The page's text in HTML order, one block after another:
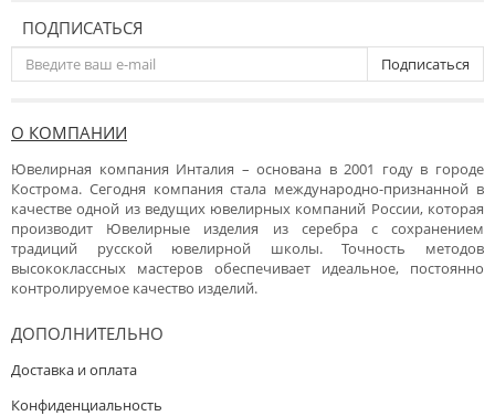
ПОДПИСАТЬСЯ
Подписаться
О КОМПАНИИ
Ювелирная компания Инталия – основана в 2001 году в городе
Кострома. Сегодня компания стала международно-признанной в
качестве одной из ведущих ювелирных компаний России, которая
производит Ювелирные изделия из серебра с сохранением
традиций русской ювелирной школы. Точность методов
высококлассных мастеров обеспечивает идеальное, постоянно
контролируемое качество изделий.
ДОПОЛНИТЕЛЬНО
Доставка и оплата
Конфиденциальность